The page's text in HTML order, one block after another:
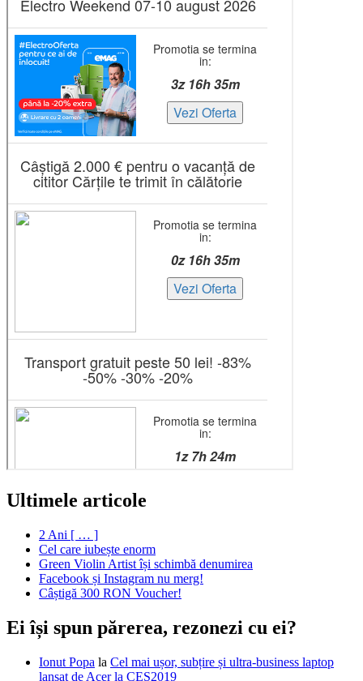
Ultimele articole
2 Ani [ … ]
Cel care iubește enorm
Green Violin Artist își schimbă denumirea
Facebook și Instagram nu merg!
Câștigă 300 RON Voucher!
Ei își spun părerea, rezonezi cu ei?
Ionut Popa la Cel mai ușor, subțire și ultra-business laptop
lansat de Acer la CES2019